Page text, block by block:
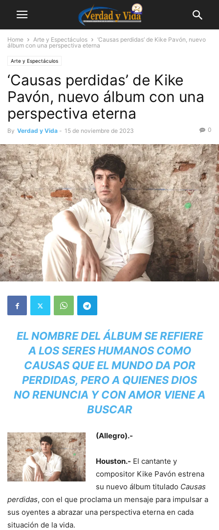
Home Arte y Espectáculos
‘Causas perdidas’ de Kike Pavón, nuevo
álbum con una perspectiva eterna
Arte y Espectáculos
‘Causas perdidas’ de Kike
Pavón, nuevo álbum con una
perspectiva eterna
By Verdad y Vida - 15 de noviembre de 2023 0
EL NOMBRE DEL ÁLBUM SE REFIERE
A LOS SERES HUMANOS COMO
CAUSAS QUE EL MUNDO DA POR
PERDIDAS, PERO A QUIENES DIOS
NO RENUNCIA Y CON AMOR VIENE A
BUSCAR
(Allegro).-
Houston.- El cantante y
compositor Kike Pavón estrena
su nuevo álbum titulado Causas
perdidas, con el que proclama un mensaje para impulsar a
sus oyentes a abrazar una perspectiva eterna en cada
situación de la vida.